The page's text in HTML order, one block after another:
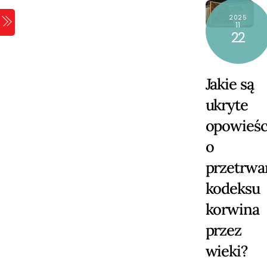
Skip
to
2025
11
22
Jakie są
ukryte
o
kodeksu
korwina
przez
wieki?